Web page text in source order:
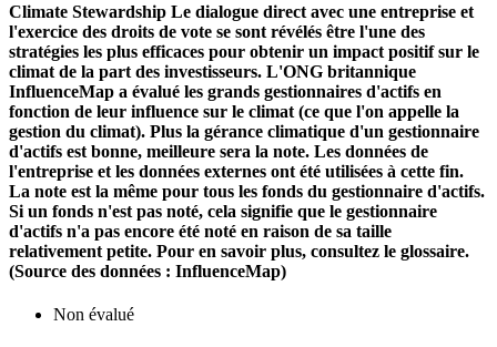
Climate Stewardship Le dialogue direct avec une entreprise et
l'exercice des droits de vote se sont révélés être l'une des
stratégies les plus efficaces pour obtenir un impact positif sur le
climat de la part des investisseurs. L'ONG britannique
InfluenceMap a évalué les grands gestionnaires d'actifs en
fonction de leur influence sur le climat (ce que l'on appelle la
gestion du climat). Plus la gérance climatique d'un gestionnaire
d'actifs est bonne, meilleure sera la note. Les données de
l'entreprise et les données externes ont été utilisées à cette fin.
La note est la même pour tous les fonds du gestionnaire d'actifs.
Si un fonds n'est pas noté, cela signifie que le gestionnaire
d'actifs n'a pas encore été noté en raison de sa taille
relativement petite. Pour en savoir plus, consultez le glossaire.
(Source des données : InfluenceMap)
Non évalué